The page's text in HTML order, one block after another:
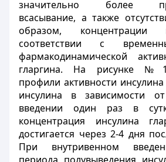
значительно более
всасывание, а также
образом, концентрации
соответствии с
фармакодинамической
гларгина. На рисунке №1
профили активности
инсулина в зависимости
введении один раз в
концентрация инсулина
достигается через 2-4 дня
При внутривенном